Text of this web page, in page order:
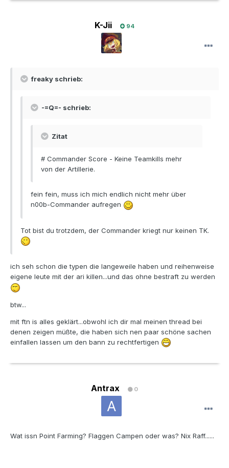
K-Jii 94
freaky schrieb:
-=Q=- schrieb:
Zitat
# Commander Score - Keine Teamkills mehr
von der Artillerie.
fein fein, muss ich mich endlich nicht mehr über
n00b-Commander aufregen
Tot bist du trotzdem, der Commander kriegt nur keinen TK.
ich seh schon die typen die langeweile haben und reihenweise
eigene leute mit der ari killen...und das ohne bestraft zu werden
btw...
mit ftn is alles geklärt...obwohl ich dir mal meinen thread bei
denen zeigen müßte, die haben sich nen paar schöne sachen
einfallen lassen um den bann zu rechtfertigen
Antrax 0
Wat issn Point Farming? Flaggen Campen oder was? Nix Raff......